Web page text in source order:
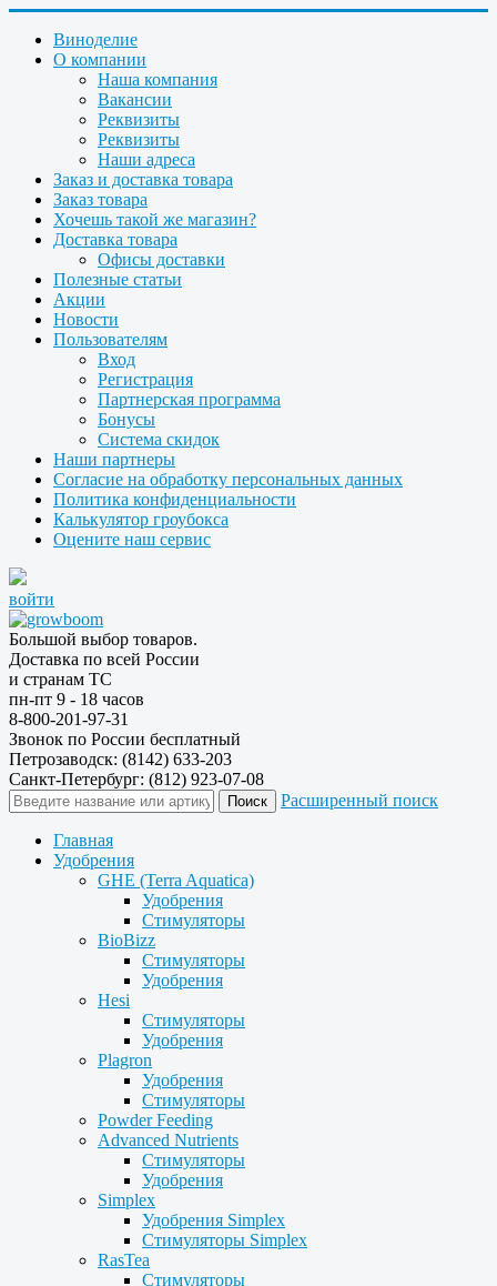
Виноделие
О компании
Наша компания
Вакансии
Реквизиты
Реквизиты
Наши адреса
Заказ и доставка товара
Заказ товара
Хочешь такой же магазин?
Доставка товара
Офисы доставки
Полезные статьи
Акции
Новости
Пользователям
Вход
Регистрация
Партнерская программа
Бонусы
Система скидок
Наши партнеры
Согласие на обработку персональных данных
Политика конфиденциальности
Калькулятор гроубокса
Оцените наш сервис
войти
Большой выбор товаров.
Доставка по всей России
и странам ТС
пн-пт 9 - 18 часов
8-800-201-97-31
Звонок по России бесплатный
Петрозаводск: (8142) 633-203
Санкт-Петербург: (812) 923-07-08
Расширенный поиск
Главная
Удобрения
GHE (Terra Aquatica)
Удобрения
Стимуляторы
BioBizz
Стимуляторы
Удобрения
Hesi
Стимуляторы
Удобрения
Plagron
Удобрения
Стимуляторы
Powder Feeding
Advanced Nutrients
Стимуляторы
Удобрения
Simplex
Удобрения Simplex
Стимуляторы Simplex
RasTea
Стимуляторы